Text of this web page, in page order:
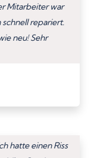
Mitarbeiter war
repariert.
neu! Sehr
hatte einen Riss